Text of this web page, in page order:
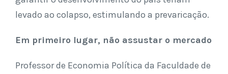
levado ao colapso, estimulando a prevaricação.
Em primeiro lugar, não assustar o mercado
Professor de Economia Política da Faculdade de